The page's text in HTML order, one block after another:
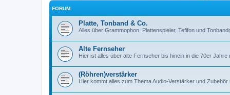
FORUM
Platte, Tonband & Co.
Alles über Grammophon, Plattenspieler, Tefifon und
Alte Fernseher
Hier ist alles über alte Fernseher bis hinein in die 70er Jahre
(Röhren)verstärker
Hier kommt alles zum Thema Audio-Verstärker und Zubehör